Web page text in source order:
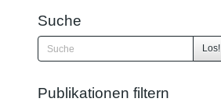
Suche
Los!
Publikationen filtern